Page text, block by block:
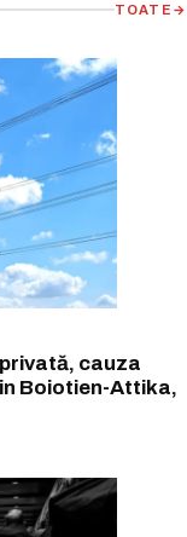
TOATE →
cauza
Boiotien-Attika,